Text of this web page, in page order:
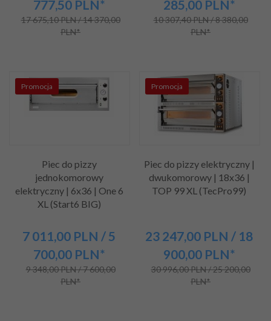
777,50 PLN*
17 675,10 PLN / 14 370,00
PLN*
285,00 PLN*
10 307,40 PLN / 8 380,00
PLN*
Promocja
Piec do pizzy
jednokomorowy
elektryczny | 6x36 | One 6
XL (Start6 BIG)
7 011,00 PLN / 5
700,00 PLN*
9 348,00 PLN / 7 600,00
PLN*
Promocja
Piec do pizzy elektryczny |
dwukomorowy | 18x36 |
TOP 99 XL (TecPro99)
23 247,00 PLN / 18
900,00 PLN*
30 996,00 PLN / 25 200,00
PLN*